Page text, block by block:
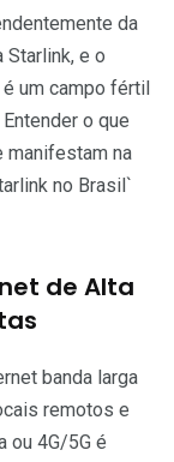
da
Starlink, e o
um campo fértil
o que
manifestam na
no Brasil`
de Alta
banda larga
remotos e
ou 4G/5G é